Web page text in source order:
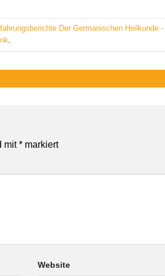
Der Germanischen Heilkunde -
mit* markiert
Website